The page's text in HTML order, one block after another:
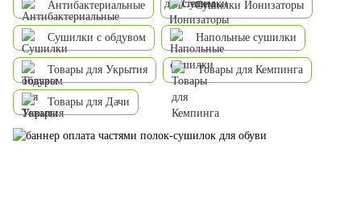
Антибактериальные Сушилки Ионизаторы
Сушилки с обдувом Напольные сушилки
Товары для Укрытия Товары для Кемпинга
Товары для Дачи